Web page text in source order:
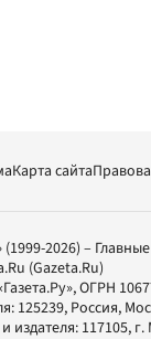
Карта сайта
2026) –
(Gazeta.Ru)
, ОГРН
125239, Россия,
издателя: 117105, г.